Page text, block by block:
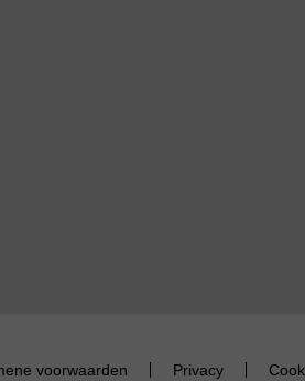
voorwaarden Privacy